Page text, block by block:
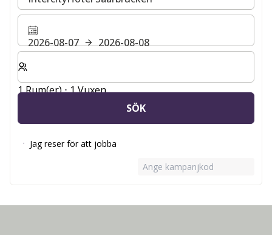
2026-08-07
2026-08-08
Välj antal rum och gäster för din vistelse
1 Rum(er) ⋅ 1 Vuxen
SÖK
Jag reser för att jobba
Ange kampanjkod